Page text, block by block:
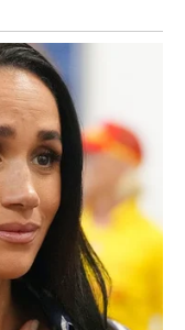
napretku.
⋆
tvoje